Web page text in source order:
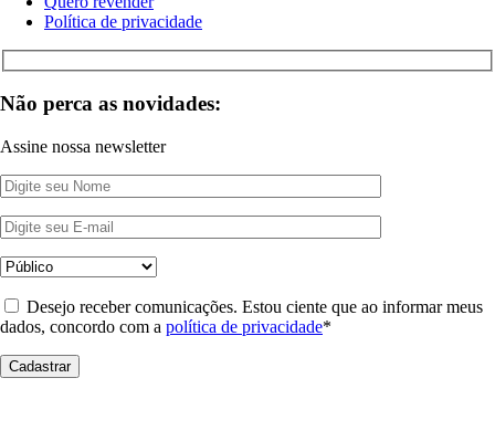
Política de privacidade
Não perca as novidades:
Assine nossa newsletter
Desejo receber comunicações. Estou ciente que ao informar meus
dados, concordo com a política de privacidade*